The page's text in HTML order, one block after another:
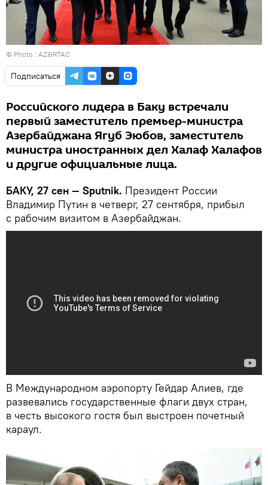
© Photo : AZƏRTAC
Подписаться
Российского лидера в Баку встречали
первый заместитель премьер-министра
Азербайджана Ягуб Эюбов, заместитель
министра иностранных дел Халаф Халафов
и другие официальные лица.
БАКУ, 27 сен — Sputnik. Президент России
Владимир Путин в четверг, 27 сентября, прибыл
с рабочим визитом в Азербайджан.
В Международном аэропорту Гейдар Алиев, где
развевались государственные флаги двух стран,
в честь высокого гостя был выстроен почетный
караул.